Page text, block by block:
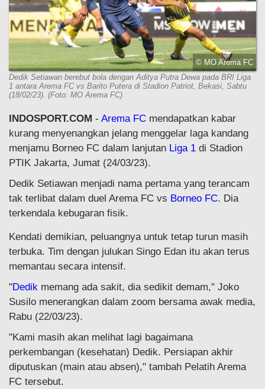
© MO Arema FC
Dedik Setiawan berebut bola dengan Aditya Putra Dewa pada BRI Liga
1 antara Arema FC vs Barito Putera di Stadion Patriot, Bekasi, Sabtu
(18/02/23). (Foto: MO Arema FC)
INDOSPORT.COM - Arema FC mendapatkan kabar
kurang menyenangkan jelang menggelar laga kandang
menjamu Borneo FC dalam lanjutan Liga 1 di Stadion
PTIK Jakarta, Jumat (24/03/23).
Dedik Setiawan menjadi nama pertama yang terancam
tak terlibat dalam duel Arema FC vs Borneo FC. Dia
terkendala kebugaran fisik.
Kendati demikian, peluangnya untuk tetap turun masih
terbuka. Tim dengan julukan Singo Edan itu akan terus
memantau secara intensif.
"Dedik memang ada sakit, dia sedikit demam," Joko
Susilo menerangkan dalam zoom bersama awak media,
Rabu (22/03/23).
"Kami masih akan melihat lagi bagaimana
perkembangan (kesehatan) Dedik. Persiapan akhir
diputuskan (main atau absen)," tambah Pelatih Arema
FC tersebut.